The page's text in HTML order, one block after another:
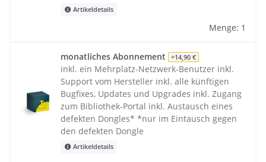
Artikeldetails
Menge: 1
monatliches Abonnement +14,90 €
inkl. ein Mehrplatz-Netzwerk-Benutzer inkl.
Support vom Hersteller inkl. alle künftigen
Bugfixes, Updates und Upgrades inkl. Zugang
zum Bibliothek-Portal inkl. Austausch eines
defekten Dongles* *nur im Eintausch gegen
den defekten Dongle
Artikeldetails